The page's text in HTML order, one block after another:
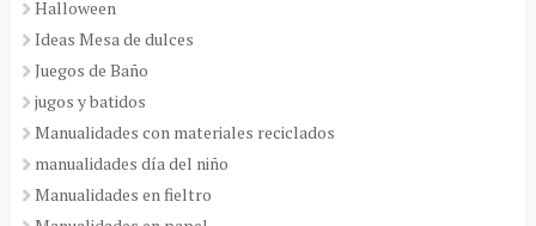
Halloween
Ideas Mesa de dulces
Juegos de Baño
jugos y batidos
Manualidades con materiales reciclados
manualidades día del niño
Manualidades en fieltro